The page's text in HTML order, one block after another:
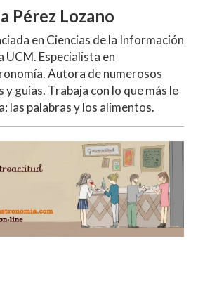
Pérez Lozano
en Ciencias de la Información
UCM. Especialista en
Autora de numerosos
y guías. Trabaja con lo que más le
las palabras y los alimentos.